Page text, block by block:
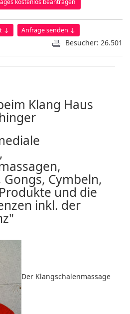
kostenlos beantragen
↓
Anfrage senden ↓
Besucher: 26.501
Klang Haus
Cymbeln,
und die
inkl. der
Der Klangschalenmassage